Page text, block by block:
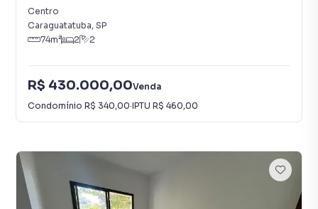
Centro
Caraguatatuba, SP
74m² 2 2
R$ 430.000,00Venda
Condomínio R$ 340,00·IPTU R$ 460,00